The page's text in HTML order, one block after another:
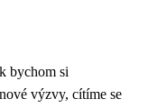
bychom si
výzvy, cítíme se